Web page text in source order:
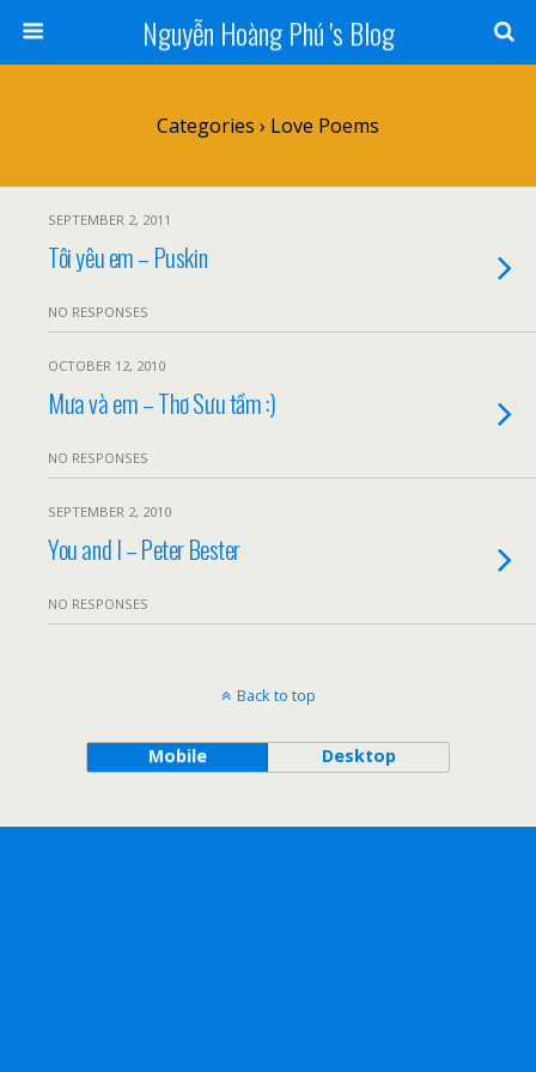
Nguyễn Hoàng Phú 's Blog
Categories › Love Poems
SEPTEMBER 2, 2011
Tôi yêu em – Puskin
NO RESPONSES
OCTOBER 12, 2010
Mưa và em – Thơ Sưu tầm :)
NO RESPONSES
SEPTEMBER 2, 2010
You and I – Peter Bester
NO RESPONSES
Back to top
Mobile Desktop